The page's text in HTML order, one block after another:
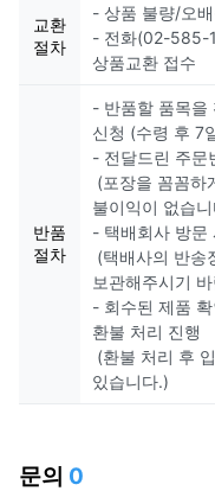
교환
절차
- 상품 불량/오
- 전화(02-585-
상품교환 접수
반품
절차
- 반품할 품목
신청 (수령 후 7
- 전달드린 주문
(포장을 꼼꼼하
불이익이 없습
- 택배회사 방문
(택배사의 반송
보관해주시기
- 회수된 제품
환불 처리 진행
(환불 처리 후
있습니다.)
문의 0